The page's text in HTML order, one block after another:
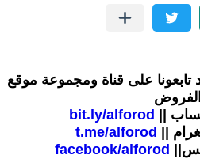
تابعونا على قناة ومجموعة موقع
الفروض
||
bit.ly/alforod
||
t.me/alforod
facebook/alforod